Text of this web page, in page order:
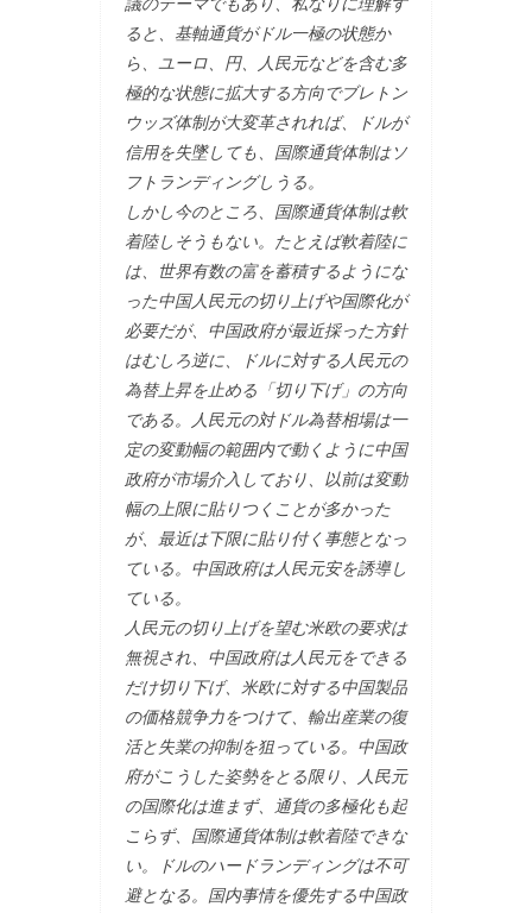
ると、基軸通貨がドル一極の状態か
ら、ユーロ、円、人民元などを含む多
極的な状態に拡大する方向でブレトン
ウッズ体制が大変革されれば、ドルが
信用を失墜しても、国際通貨体制はソ
フトランディングしうる。
しかし今のところ、国際通貨体制は軟
着陸しそうもない。たとえば軟着陸に
は、世界有数の富を蓄積するようにな
った中国人民元の切り上げや国際化が
必要だが、中国政府が最近採った方針
はむしろ逆に、ドルに対する人民元の
為替上昇を止める「切り下げ」の方向
である。人民元の対ドル為替相場は一
定の変動幅の範囲内で動くように中国
政府が市場介入しており、以前は変動
幅の上限に貼りつくことが多かった
が、最近は下限に貼り付く事態となっ
ている。中国政府は人民元安を誘導し
ている。
人民元の切り上げを望む米欧の要求は
無視され、中国政府は人民元をできる
だけ切り下げ、米欧に対する中国製品
の価格競争力をつけて、輸出産業の復
活と失業の抑制を狙っている。中国政
府がこうした姿勢をとる限り、人民元
の国際化は進まず、通貨の多極化も起
こらず、国際通貨体制は軟着陸できな
い。ドルのハードランディングは不可
避となる。国内事情を優先する中国政